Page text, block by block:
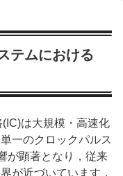
テムにおける
は大規模・高速化
一のクロックパルス
が顕著となり，従来
が近づいています．